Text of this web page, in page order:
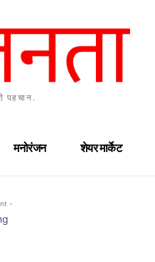
पहचान.
मनोरंजन शेयर मार्केट
-